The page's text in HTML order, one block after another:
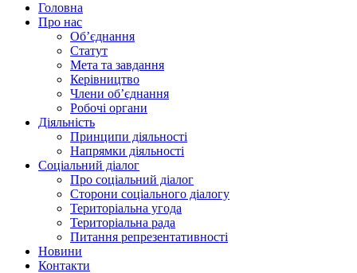
Головна
Про нас
Об’єднання
Статут
Мета та завдання
Керівництво
Члени об’єднання
Робочі органи
Діяльність
Принципи діяльності
Напрямки діяльності
Соціальний діалог
Про соціальний діалог
Сторони соціального діалогу
Територіальна угода
Територіальна рада
Питання репрезентативності
Новини
Контакти